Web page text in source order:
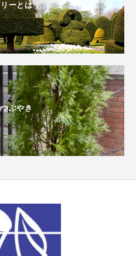
リーとは
ぶやき